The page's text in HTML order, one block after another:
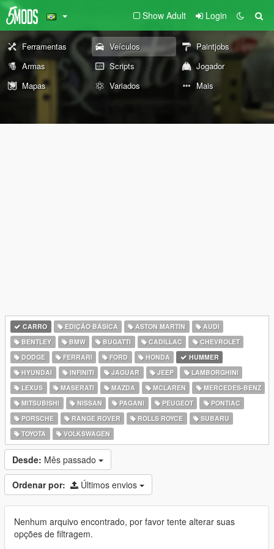
Show Adult Login
Ferramentas Veículos
Paintjobs
Armas
Scripts
Jogador
Mapas
Variados Mais
CARRO EDIÇÃO BÁSICA ASTON MARTIN
AUDI
BENTLEY
BMW BUGATTI CADILLAC
CHEVROLET
DODGE
FERRARI FORD HONDA
HUMMER
HYUNDAI
INFINITI JAGUAR JEEP
LAMBORGHINI
LEXUS
MASERATI MAZDA MCLAREN
MERCEDES-BENZ
MITSUBISHI
NISSAN PAGANI PEUGEOT
PONTIAC
PORSCHE
RANGE ROVER ROLLS ROYCE
SUBARU
TOYOTA
VOLKSWAGEN
Desde: Mês passado
Ordenar por: Últimos envios
Nenhum arquivo encontrado, por favor tente alterar suas
opções de filtragem.